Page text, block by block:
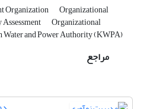
Organization Organizational
Organizational
Water and Power Authority (KWPA)
مراجع